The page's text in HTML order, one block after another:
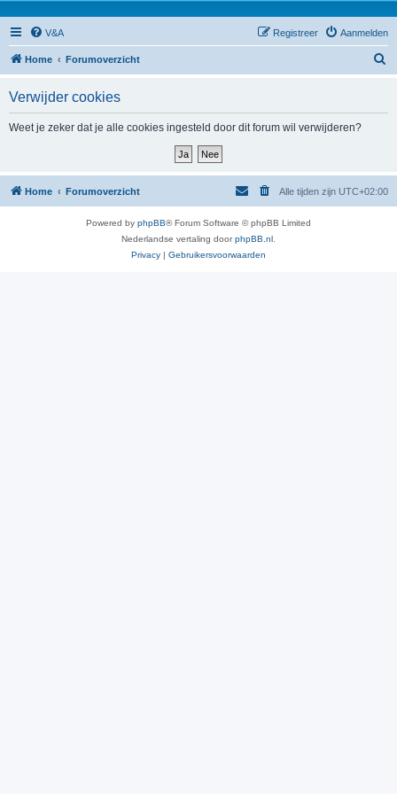
V&A Aanmelden
Registreer
Home Forumoverzicht
Verwijder cookies
Weet je zeker dat je alle cookies ingesteld door dit forum wil verwijderen?
Home Forumoverzicht Alle tijden zijn UTC+02:00
Powered by phpBB® Forum Software © phpBB Limited
Nederlandse vertaling doorphpBB.nl
Privacy | Gebruikersvoorwaarden